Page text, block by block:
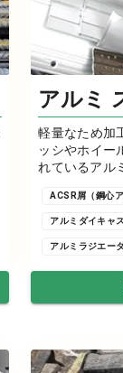
アルミ
軽量なため加
ッシやホイー
れているアル
ACSR屑（鋼心ア
アルミダイキャ
アルミラジエー